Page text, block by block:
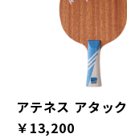
アテネス アタック
￥13,200